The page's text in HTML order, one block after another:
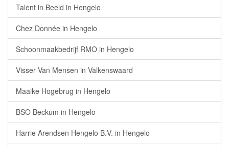
Talent in Beeld in Hengelo
Chez Donnée in Hengelo
Schoonmaakbedrijf RMO in Hengelo
Visser Van Mensen in Valkenswaard
Maaike Hogebrug in Hengelo
BSO Beckum in Hengelo
Harrie Arendsen Hengelo B.V. in Hengelo